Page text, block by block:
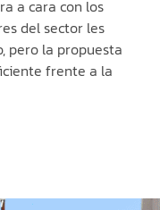
a cara con los
del sector les
pero la propuesta
frente a la